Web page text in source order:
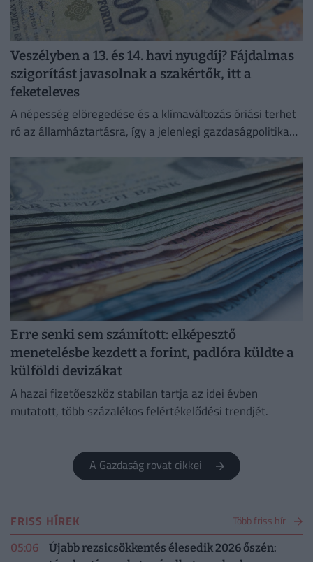
Veszélyben a 13. és 14. havi nyugdíj? Fájdalmas
szigorítást javasolnak a szakértők, itt a
feketeleves
A népesség elöregedése és a klímaváltozás óriási terhet
ró az államháztartásra, így a jelenlegi gazdaságpolitika
Erre senki sem számított: elképesztő
menetelésbe kezdett a forint, padlóra küldte a
külföldi devizákat
A hazai fizetőeszköz stabilan tartja az idei évben
mutatott, több százalékos felértékelődési trendjét.
A Gazdaság rovat cikkei
FRISS HÍREK Több friss hír
05:06
Újabb rezsicsökkentés élesedik 2026 őszén: